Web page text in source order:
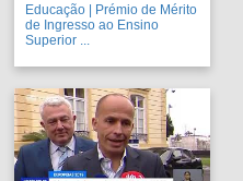
Educação | Prémio de Mérito
de Ingresso ao Ensino
Superior ...